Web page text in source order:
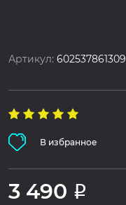
Артикул:602537861309
В избранное
3 490 Р